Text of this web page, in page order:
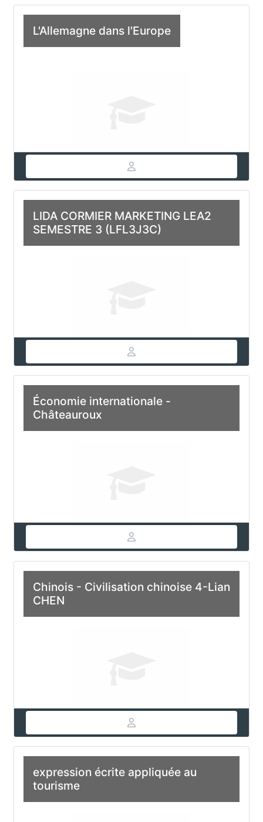
L'Allemagne dans l'Europe
LIDA CORMIER MARKETING LEA2
SEMESTRE 3 (LFL3J3C)
Économie internationale -
Châteauroux
Chinois - Civilisation chinoise 4-Lian
CHEN
expression écrite appliquée au
tourisme